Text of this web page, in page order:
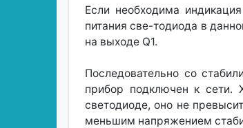
Если необходима
питания све-тодиода в
на выходе Q1.
Последовательно со
прибор подключен к сети.
светодиоде, оно не
меньшим напряжением